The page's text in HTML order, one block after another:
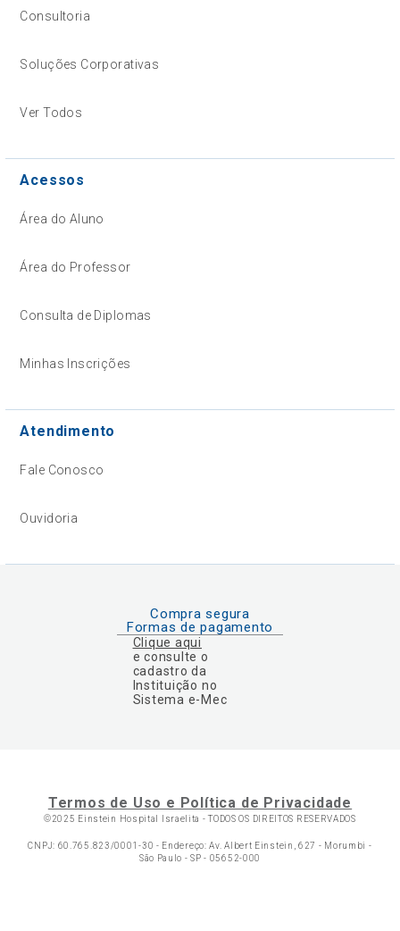
Consultoria
Soluções Corporativas
Ver Todos
Acessos
Área do Aluno
Área do Professor
Consulta de Diplomas
Minhas Inscrições
Atendimento
Fale Conosco
Ouvidoria
Compra segura
Formas de pagamento
Clique aqui
e consulte o
cadastro da
Instituição no
Sistema e-Mec
Termos de Uso e Política de Privacidade
©2025 Einstein Hospital Israelita -TODOS OS DIREITOS RESERVADOS
CNPJ: 60.765.823/0001-30 - Endereço: Av. Albert Einstein, 627 - Morumbi -
São Paulo - SP - 05652-000